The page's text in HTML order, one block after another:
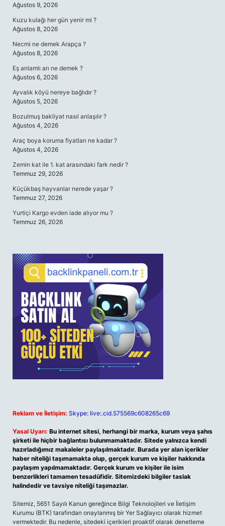
Ağustos 9, 2026
Kuzu kulağı her gün yenir mi ?
Ağustos 8, 2026
Necmi ne demek Arapça ?
Ağustos 8, 2026
Eş anlamlı arı ne demek ?
Ağustos 6, 2026
Ayvalık köyü nereye bağlıdır ?
Ağustos 5, 2026
Bozulmuş bakliyat nasıl anlaşılır ?
Ağustos 4, 2026
Araç boya koruma fiyatları ne kadar ?
Ağustos 4, 2026
Zemin kat ile 1. kat arasındaki fark nedir ?
Temmuz 29, 2026
Küçükbaş hayvanlar nerede yaşar ?
Temmuz 27, 2026
Yurtiçi Kargo evden iade alıyor mu ?
Temmuz 26, 2026
Reklam ve İletişim: Skype: live:.cid.575569c608265c69
Yasal Uyarı: Bu internet sitesi, herhangi bir marka, kurum veya şahıs
şirketi ile hiçbir bağlantısı bulunmamaktadır. Sitede yalnızca kendi
hazırladığımız makaleler paylaşılmaktadır. Burada yer alan içerikler
haber niteliği taşımamakta olup, gerçek kurum ve kişiler hakkında
paylaşım yapılmamaktadır. Gerçek kurum ve kişiler ile isim
benzerlikleri tamamen tesadüfidir. Sitemizdeki bilgiler taslak
halindedir ve tavsiye niteliği taşımazlar.
Sitemiz, 5651 Sayılı Kanun gereğince Bilgi Teknolojileri ve İletişim
Kurumu (BTK) tarafından onaylanmış bir Yer Sağlayıcı olarak hizmet
vermektedir. Bu nedenle, sitedeki içerikleri proaktif olarak denetleme